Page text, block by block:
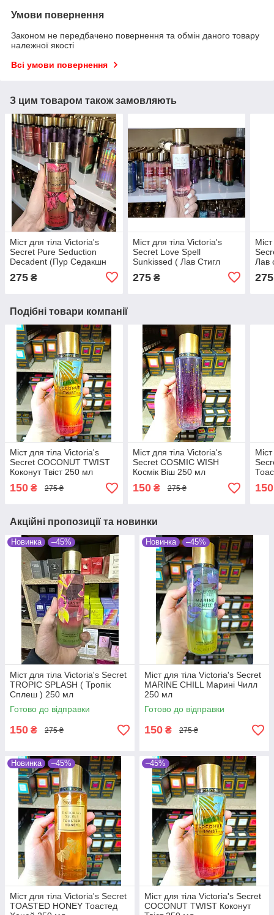
Умови повернення
Законом не передбачено повернення та обмін даного товару
належної якості
Всі умови повернення
З цим товаром також замовляють
Міст для тіла Victoria's
Secret Pure Seduction
Decadent (Пур Седакшн
275 ₴
Міст для тіла Victoria's
Secret Love Spell
Sunkissed ( Лав Стигл
275₴
Лав
275
Подібні товари компанії
Міст для тіла Victoria's
Secret COCONUT TWIST
Коконут Твіст 250 мл
150 ₴ 275 ₴
Міст для тіла Victoria's
Secret COSMIC WISH
Космік Віш 250 мл
150₴ 275 ₴ 150
Акційні пропозиції та новинки
Новинка –45%
Міст для тіла Victoria's Secret
TROPIC SPLASH ( Тропік
Сплеш ) 250 мл
Готово до відправки
150 ₴ 275 ₴
Новинка –45%
Міст для тіла Victoria's Secret
MARINE CHILL Марині Чилл
250 мл
Готово до відправки
150 ₴ 275 ₴
Новинка –45%
Міст для тіла Victoria's Secret
TOASTED HONEY Тоастед
–45%
Міст для тіла Victoria's Secret
COCONUT TWIST Коконут